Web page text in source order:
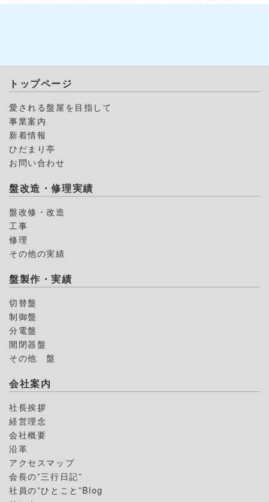
トップページ
愛される盤屋を目指して
事業案内
新着情報
ひだまり亭
お問い合わせ
盤改造・修理実績
盤改修・改造
工事
修理
その他の実績
盤製作・実績
切替盤
制御盤
分電盤
開閉器盤
その他 盤
会社案内
社長挨拶
経営理念
会社概要
沿革
アクセスマップ
会長の”三行日記”
社員の”ひとこと”Blog